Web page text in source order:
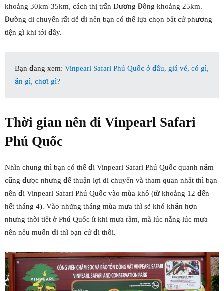
khoảng 30km-35km, cách thị trấn Dương Đông khoảng 25km.
Đường di chuyển rất dễ đi nên bạn có thể lựa chọn bất cứ phương
tiện gì khi tới đây.
Bạn đang xem: Vinpearl Safari Phú Quốc ở đâu, giá vé, có gì,
ăn gì, chơi gì?
Thời gian nên đi Vinpearl Safari
Phú Quốc
Nhìn chung thì bạn có thể đi Vinpearl Safari Phú Quốc quanh năm
cũng được nhưng để thuận lợi di chuyển và tham quan nhất thì bạn
nên đi Vinpearl Safari Phú Quốc vào mùa khô (từ khoảng 12 đến
hết tháng 4). Vào những tháng mùa mưa thì sẽ khó khăn hơn
nhưng thời tiết ở Phú Quốc ít khi mưa rầm, mà lúc nắng lúc mưa
nên nếu muốn đi thì bạn cứ đi thôi.